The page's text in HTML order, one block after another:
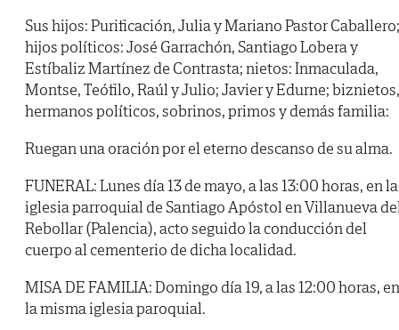
Sus hijos: Purificación, Julia y Mariano Pastor Caballero;
hijos políticos: José Garrachón, Santiago Lobera y
Estíbaliz Martínez de Contrasta; nietos: Inmaculada,
Montse, Teófilo, Raúl y Julio; Javier y Edurne; biznietos,
hermanos políticos, sobrinos, primos y demás familia:
Ruegan una oración por el eterno descanso de su alma.
FUNERAL: Lunes día 13 de mayo, a las 13:00 horas, en la
iglesia parroquial de Santiago Apóstol en Villanueva
Rebollar (Palencia), acto seguido la conducción del
cuerpo al cementerio de dicha localidad.
MISA DE FAMILIA: Domingo día 19, a las 12:00 horas, en
la misma iglesia paroquial.